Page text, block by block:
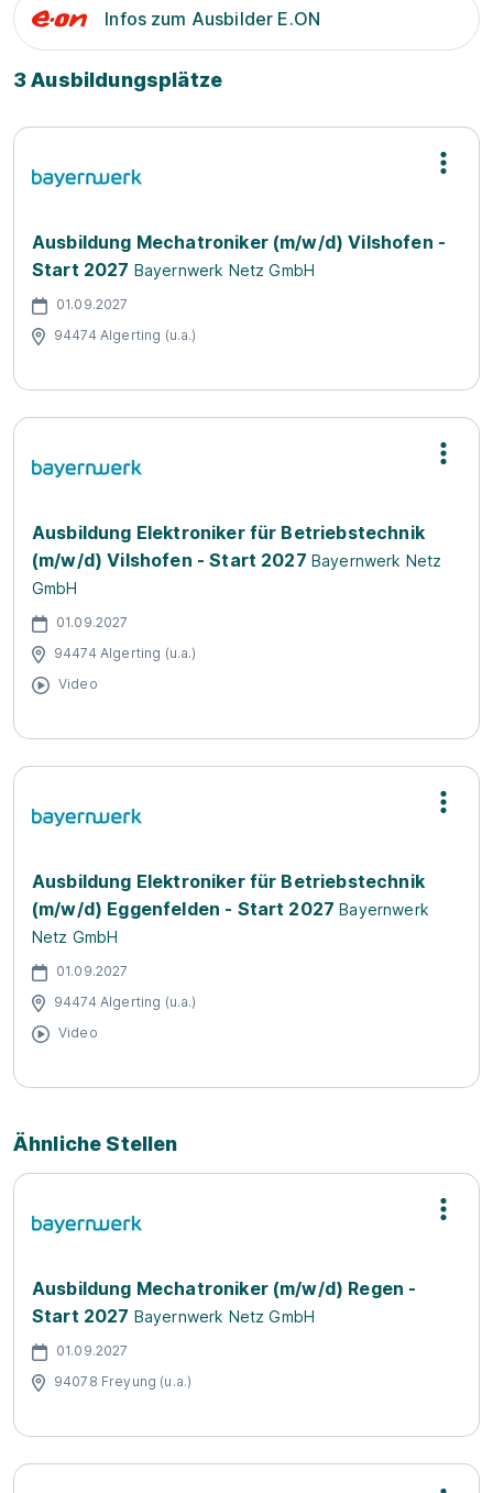
Infos zum Ausbilder E.ON
3 Ausbildungsplätze
Ausbildung Mechatroniker (m/w/d) Vilshofen -
Start 2027 Bayernwerk Netz GmbH
01.09.2027
94474 Algerting (u.a.)
Ausbildung Elektroniker für Betriebstechnik
(m/w/d) Vilshofen - Start 2027 Bayernwerk Netz
GmbH
01.09.2027
94474 Algerting (u.a.)
Video
Ausbildung Elektroniker für Betriebstechnik
(m/w/d) Eggenfelden - Start 2027 Bayernwerk
Netz GmbH
01.09.2027
94474 Algerting (u.a.)
Video
Ähnliche Stellen
Ausbildung Mechatroniker (m/w/d) Regen -
Start 2027 Bayernwerk Netz GmbH
01.09.2027
94078 Freyung (u.a.)